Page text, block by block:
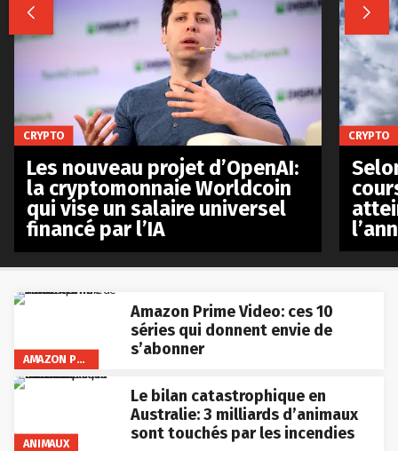
AMAZON PRIME VIDEO
Amazon Prime Video: ces 10
séries qui donnent envie de
s’abonner
ANIMAUX
Le bilan catastrophique en
Australie: 3 milliards d’animaux
sont touchés par les incendies
 
CRYPTO
Les nouveau projet d’OpenAI:
la cryptomonnaie Worldcoin
qui vise un salaire universel
financé par l’IA
CRYPTO